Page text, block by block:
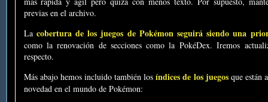
previas en el archivo.
La cobertura de los juegos de Pokémon seguirá siendo una
como la renovación de secciones como la PokéDex. Iremos
respecto.
Más abajo hemos incluido también losíndices de los juegosque están
novedad en el mundo de Pokémon: